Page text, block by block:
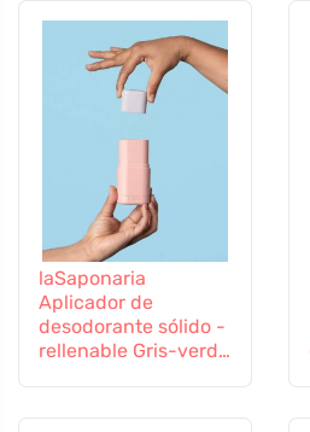
laSaponaria
Aplicador de
desodorante sólido -
rellenable Gris-verde